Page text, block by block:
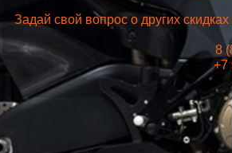
Задай свой вопрос о других
8
+7